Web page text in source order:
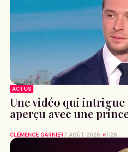
ACTUS
Une vidéo qui intrigue
aperçu avec une
CLÉMENCE GARNIER7 AOÛT 2026 11:28